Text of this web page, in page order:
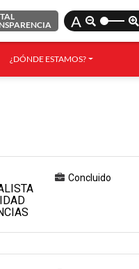
A
¿DÓNDE ESTAMOS?
Concluido